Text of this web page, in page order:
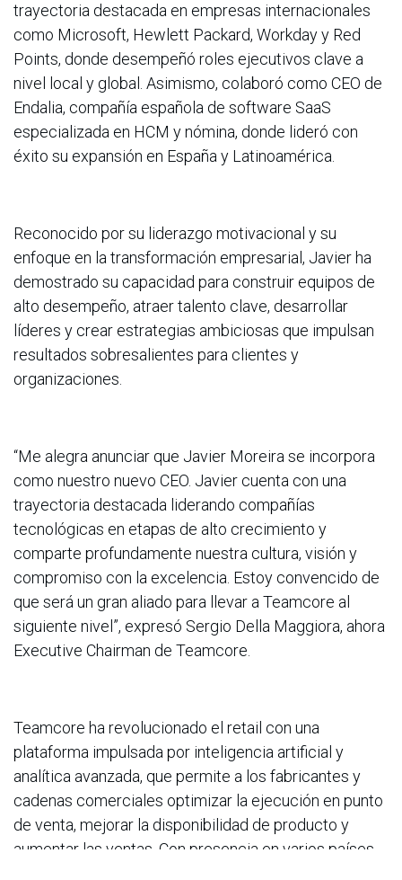
trayectoria destacada en empresas internacionales
como Microsoft, Hewlett Packard, Workday y Red
Points, donde desempeñó roles ejecutivos clave a
nivel local y global. Asimismo, colaboró como CEO de
Endalia, compañía española de software SaaS
especializada en HCM y nómina, donde lideró con
éxito su expansión en España y Latinoamérica.
Reconocido por su liderazgo motivacional y su
enfoque en la transformación empresarial, Javier ha
demostrado su capacidad para construir equipos de
alto desempeño, atraer talento clave, desarrollar
líderes y crear estrategias ambiciosas que impulsan
resultados sobresalientes para clientes y
organizaciones.
“Me alegra anunciar que Javier Moreira se incorpora
como nuestro nuevo CEO. Javier cuenta con una
trayectoria destacada liderando compañías
tecnológicas en etapas de alto crecimiento y
comparte profundamente nuestra cultura, visión y
compromiso con la excelencia. Estoy convencido de
que será un gran aliado para llevar a Teamcore al
siguiente nivel”, expresó Sergio Della Maggiora, ahora
Executive Chairman de Teamcore.
Teamcore ha revolucionado el retail con una
plataforma impulsada por inteligencia artificial y
analítica avanzada, que permite a los fabricantes y
cadenas comerciales optimizar la ejecución en punto
de venta, mejorar la disponibilidad de producto y
aumentar las ventas. Con presencia en varios países